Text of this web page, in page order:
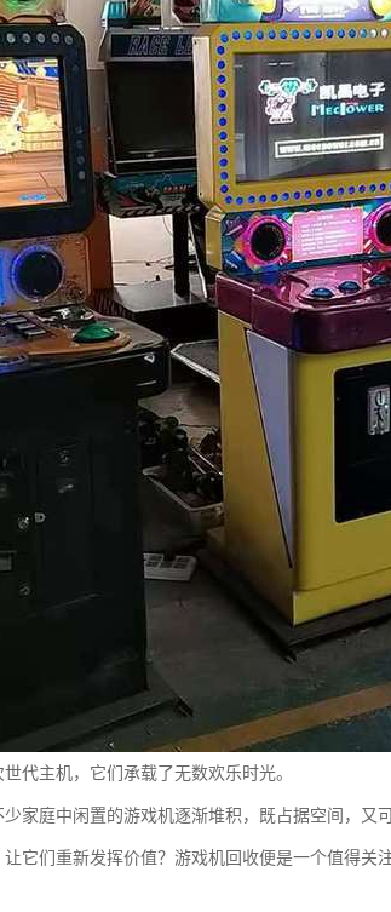
代主机，它们承载了无数欢乐时光。
家庭中闲置的游戏机逐渐堆积，既占据空间，又
它们重新发挥价值？游戏机回收便是一个值得关注